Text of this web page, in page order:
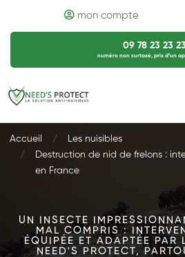
mon compte
09 78 23 23
numéro non surtaxé, prix d’un
Accueil
Les nuisibles
Destruction de nid de frelons :
en France
UN INSECTE
MAL COMPRIS :
ÉQUIPÉE ET ADAPTÉE PAR
NEED'S PROTECT,